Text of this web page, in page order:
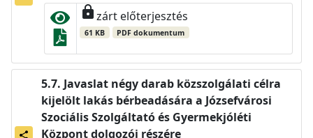
lockzárt előterjesztés
61 KB PDF dokumentum
share
Javaslat négy darab közszolgálati célra
kijelölt lakás bérbeadására a Józsefvárosi
Szociális Szolgáltató és Gyermekjóléti
Központ dolgozói részére